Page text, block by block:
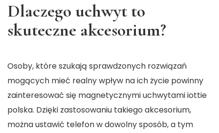
Dlaczego uchwyt to
skuteczne akcesorium?
Osoby, które szukają sprawdzonych rozwiązań
mogących mieć realny wpływ na ich życie powinny
zainteresować się magnetycznymi uchwytamiiottie
polska. Dzięki zastosowaniu takiego akcesorium,
można ustawić telefon w dowolny sposób, a tym